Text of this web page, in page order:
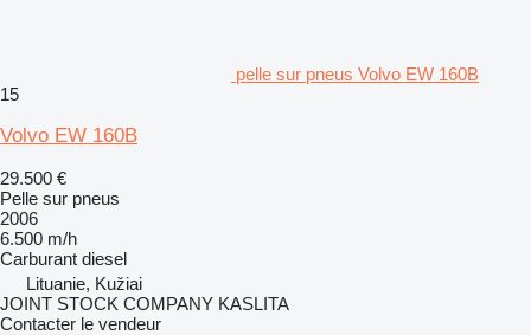
pelle sur pneus Volvo EW 160B
15
Volvo EW 160B
29.500 €
Pelle sur pneus
2006
6.500 m/h
Carburant diesel
Lituanie, Kužiai
JOINT STOCK COMPANY KASLITA
Contacter le vendeur